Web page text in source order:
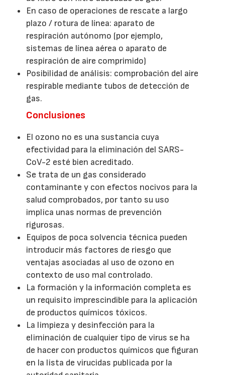
En caso de operaciones de rescate a largo
plazo / rotura de línea: aparato de
respiración autónomo (por ejemplo,
sistemas de línea aérea o aparato de
respiración de aire comprimido)
Posibilidad de análisis: comprobación del aire
respirable mediante tubos de detección de
gas.
Conclusiones
El ozono no es una sustancia cuya
efectividad para la eliminación del SARS-
CoV-2 esté bien acreditado.
Se trata de un gas considerado
contaminante y con efectos nocivos para la
salud comprobados, por tanto su uso
implica unas normas de prevención
rigurosas.
Equipos de poca solvencia técnica pueden
introducir más factores de riesgo que
ventajas asociadas al uso de ozono en
contexto de uso mal controlado.
La formación y la información completa es
un requisito imprescindible para la aplicación
de productos químicos tóxicos.
La limpieza y desinfección para la
eliminación de cualquier tipo de virus se ha
de hacer con productos químicos que figuran
en la lista de virucidas publicada por la